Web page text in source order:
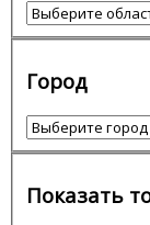
Город
Показать